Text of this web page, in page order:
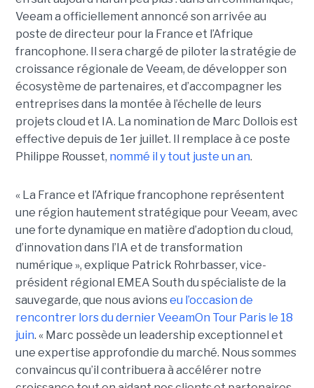
Veeam a officiellement annoncé son arrivée au
poste de directeur pour la France et l’Afrique
francophone. Il sera chargé de piloter la stratégie de
croissance régionale de Veeam, de développer son
écosystème de partenaires, et d’accompagner les
entreprises dans la montée à l’échelle de leurs
projets cloud et IA. La nomination de Marc Dollois est
effective depuis de 1er juillet. Il remplace à ce poste
Philippe Rousset, nommé il y tout juste un an.
« La France et l’Afrique francophone représentent
une région hautement stratégique pour Veeam, avec
une forte dynamique en matière d’adoption du cloud,
d’innovation dans l’IA et de transformation
numérique », explique Patrick Rohrbasser, vice-
président régional EMEA South du spécialiste de la
sauvegarde, que nous avionseu l’occasion de
rencontrer lors du dernier VeeamOn Tour Paris le 18
juin. « Marc possède un leadership exceptionnel et
une expertise approfondie du marché. Nous sommes
convaincus qu’il contribuera à accélérer notre